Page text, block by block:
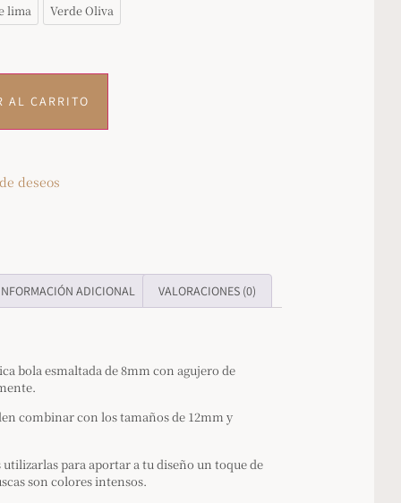
lima Verde Oliva
AL CARRITO
deseos
ADICIONAL VALORACIONES (0)
bola esmaltada de 8mm con agujero de
combinar con los tamaños de 12mm y
para aportar a tu diseño un toque de
son colores intensos.